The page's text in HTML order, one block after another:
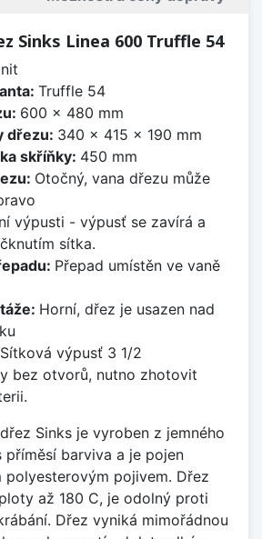
Sinks Linea 600 Truffle 54
Truffle 54
600 x 480 mm
dřezu: 340 x 415 x 190 mm
skříňky: 450 mm
Otočný, vana dřezu může
výpusti - výpusť se zavírá a
sítka.
Přepad umístěn ve vaně
Horní, dřez je usazen nad
Sítková výpusť 3 1/2
bez otvorů, nutno zhotovit
Sinks je vyroben z jemného
příměsí barviva a je pojen
pojivem. Dřez
až 180 C, je odolný proti
Dřez vyniká mimořádnou